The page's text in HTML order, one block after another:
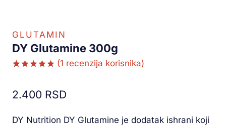
GLUTAMIN
DY Glutamine 300g
na osnovu
ocene
(1 recenzija korisnika)
2.400 RSD
DY Nutrition DY Glutamine je dodatak ishrani koji